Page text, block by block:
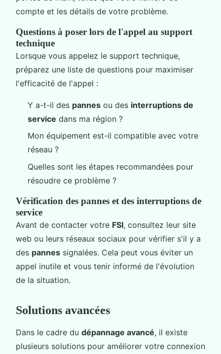
compte et les détails de votre problème.
Questions à poser lors de l'appel au support
technique
Lorsque vous appelez le support technique,
préparez une liste de questions pour maximiser
l'efficacité de l'appel :
Y a-t-il des pannes ou des interruptions de
service dans ma région ?
Mon équipement est-il compatible avec votre
réseau ?
Quelles sont les étapes recommandées pour
résoudre ce problème ?
Vérification des pannes et des interruptions de
service
Avant de contacter votre FSI, consultez leur site
web ou leurs réseaux sociaux pour vérifier s'il y a
des pannes signalées. Cela peut vous éviter un
appel inutile et vous tenir informé de l'évolution
de la situation.
Solutions avancées
Dans le cadre du dépannage avancé, il existe
plusieurs solutions pour améliorer votre connexion